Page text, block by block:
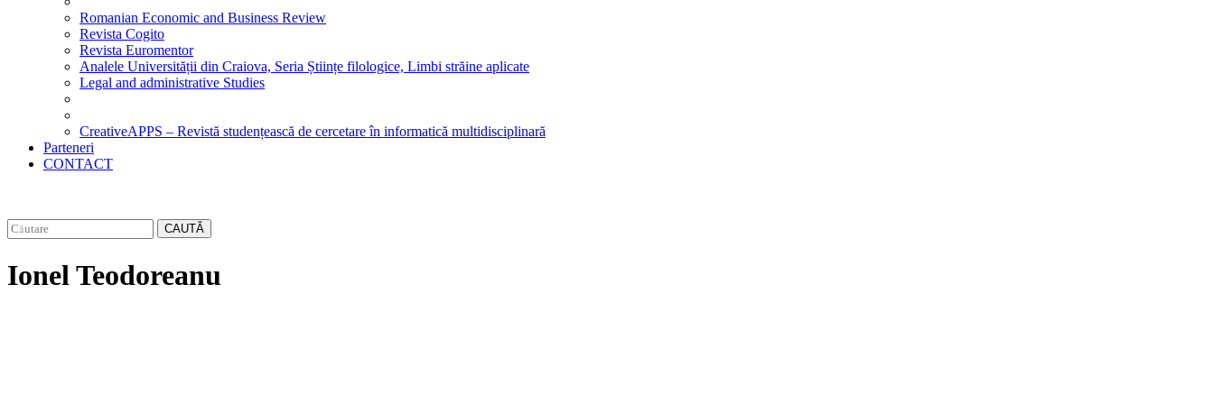
Romanian Economic and Business Review
Revista Cogito
Revista Euromentor
Analele Universității din Craiova, Seria Științe filologice, Limbi străine aplicate
Legal and administrative Studies
CreativeAPPS – Revistă studențească de cercetare în informatică multidisciplinară
Parteneri
CONTACT
CAUTĂ
Ionel Teodoreanu